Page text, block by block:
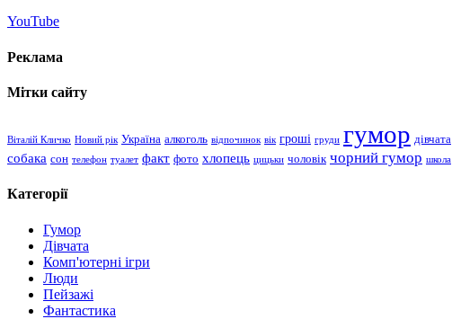
YouTube
Реклама
Мітки сайту
Віталій Кличко Новий рік Україна алкоголь відпочинок вік гроші груди гумор дівчата
собака сон телефон туалет факт фото хлопець цицьки чоловік чорний гумор школа
Категорії
Гумор
Дівчата
Комп'ютерні ігри
Люди
Пейзажі
Фантастика